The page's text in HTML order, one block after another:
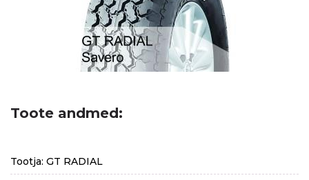
Toote andmed:
Tootja: GT RADIAL